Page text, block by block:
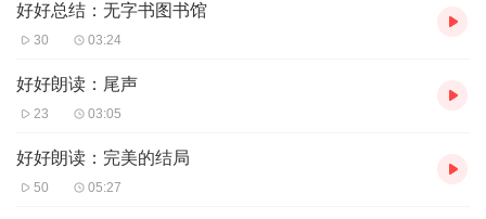
好好总结：无字书图书馆
30 03:24
好好朗读：尾声
23 03:05
好好朗读：完美的结局
50 05:27